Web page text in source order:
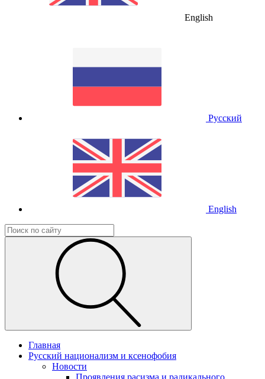
English
Русский
English
Главная
Русский национализм и ксенофобия
Новости
Проявления расизма и радикального